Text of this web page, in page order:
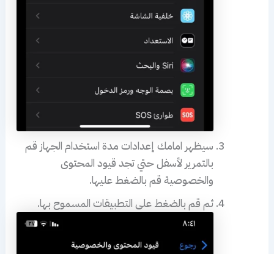
سيظهر امامك إعدادات مدة استخدام الجهاز قم
بالتمرير لأسفل حتي تجد قيود المحتوى
والخصوصية قم بالضغط عليها.
ثم قم بالضغط على التطبيقات المسموح بها.